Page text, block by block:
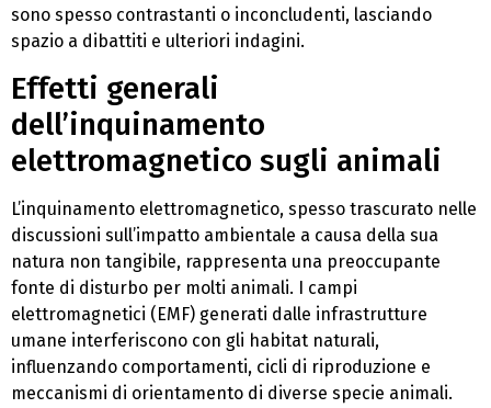
sono spesso contrastanti o inconcludenti, lasciando
spazio a dibattiti e ulteriori indagini.
Effetti generali
dell’inquinamento
elettromagnetico sugli animali
L’inquinamento elettromagnetico, spesso trascurato nelle
discussioni sull’impatto ambientale a causa della sua
natura non tangibile, rappresenta una preoccupante
fonte di disturbo per molti animali. I campi
elettromagnetici (EMF) generati dalle infrastrutture
umane interferiscono con gli habitat naturali,
influenzando comportamenti, cicli di riproduzione e
meccanismi di orientamento di diverse specie animali.